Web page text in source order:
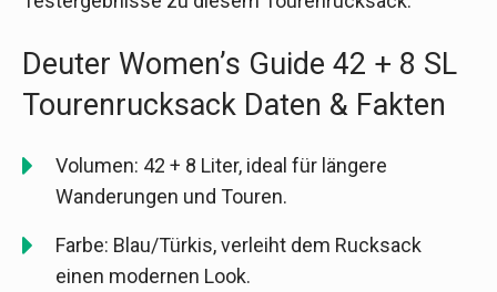
Deuter Women’s Guide 42 + 8 SL
Tourenrucksack Daten & Fakten
Volumen: 42 + 8 Liter, ideal für längere
Wanderungen und Touren.
Farbe: Blau/Türkis, verleiht dem Rucksack
einen modernen Look.